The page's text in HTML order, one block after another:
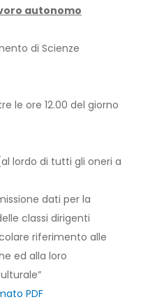
autonomo
di Scienze
le ore 12.00 del giorno
lordo di tutti gli oneri a
dati per la
classi dirigenti
riferimento alle
ed alla loro
PDF